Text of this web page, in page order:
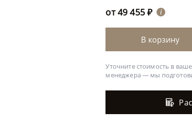
от49 455 ₽ i
В корзину
Уточните стоимость в
менеджера — мы